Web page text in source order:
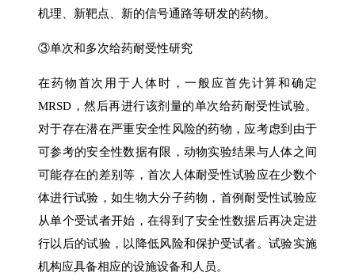
机理、新靶点、新的信号通路等研发的药物。
③单次和多次给药耐受性研究
在药物首次用于人体时，一般应首先计算和确定
MRSD，然后再进行该剂量的单次给药耐受性试验。
对于存在潜在严重安全性风险的药物，应考虑到由于
可参考的安全性数据有限，动物实验结果与人体之间
可能存在的差别等，首次人体耐受性试验应在少数个
体进行试验，如生物大分子药物，首例耐受性试验应
从单个受试者开始，在得到了安全性数据后再决定进
行以后的试验，以降低风险和保护受试者。试验实施
机构应具备相应的设施设备和人员。